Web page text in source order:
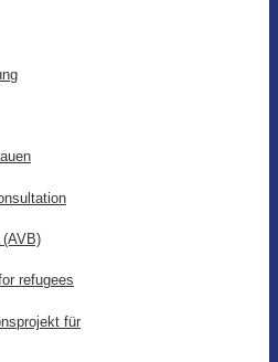
refugees
für